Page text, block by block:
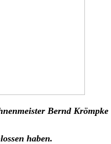
Bernd Krömpke
haben.